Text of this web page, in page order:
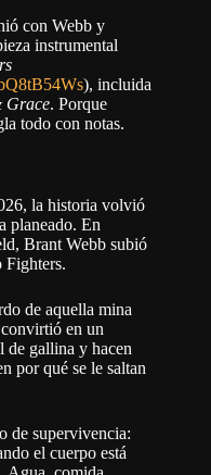
con Webb y
instrumental
), incluida
Grace. Porque
todo con notas.
la historia volvió
planeado. En
Brant Webb subió
Fighters.
de aquella mina
en un
de gallina y hacen
por qué se le saltan
de supervivencia:
el cuerpo está